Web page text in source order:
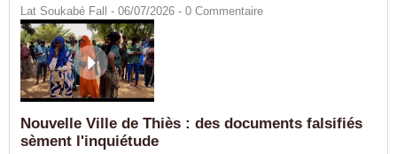
Lat Soukabé Fall - 06/07/2026 - 0 Commentaire
Nouvelle Ville de Thiès : des documents falsifiés
sèment l'inquiétude